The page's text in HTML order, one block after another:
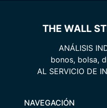
THE WALL
ANÁLISIS
bonos, bolsa,
AL SERVICIO DE
NAVEGACIÓN